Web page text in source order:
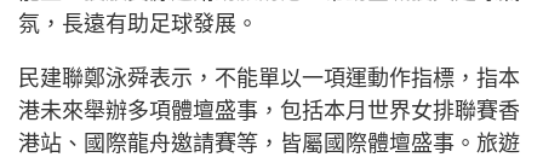
氛，長遠有助足球發展。
民建聯鄭泳舜表示，不能單以一項運動作指標，指本
港未來舉辦多項體壇盛事，包括本月世界女排聯賽香
港站、國際龍舟邀請賽等，皆屬國際體壇盛事。旅遊